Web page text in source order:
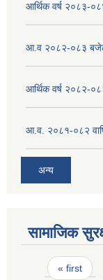
आर्थिक वर्ष २०८३-
आ.व २०८२-०८३
आर्थिक वर्ष २०८२-
आ.व. २०८१-०८२
अन्य
सामाजिक
Pages
« first